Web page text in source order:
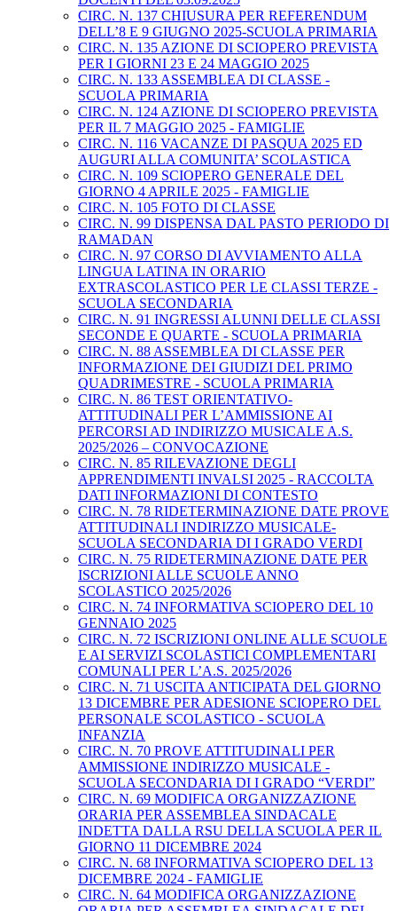
CIRC. N. 137 CHIUSURA PER REFERENDUM
DELL’8 E 9 GIUGNO 2025-SCUOLA PRIMARIA
CIRC. N. 135 AZIONE DI SCIOPERO PREVISTA
PER I GIORNI 23 E 24 MAGGIO 2025
CIRC. N. 133 ASSEMBLEA DI CLASSE -
SCUOLA PRIMARIA
CIRC. N. 124 AZIONE DI SCIOPERO PREVISTA
PER IL 7 MAGGIO 2025 - FAMIGLIE
CIRC. N. 116 VACANZE DI PASQUA 2025 ED
AUGURI ALLA COMUNITA’ SCOLASTICA
CIRC. N. 109 SCIOPERO GENERALE DEL
GIORNO 4 APRILE 2025 - FAMIGLIE
CIRC. N. 105 FOTO DI CLASSE
CIRC. N. 99 DISPENSA DAL PASTO PERIODO DI
RAMADAN
CIRC. N. 97 CORSO DI AVVIAMENTO ALLA
LINGUA LATINA IN ORARIO
EXTRASCOLASTICO PER LE CLASSI TERZE -
SCUOLA SECONDARIA
CIRC. N. 91 INGRESSI ALUNNI DELLE CLASSI
SECONDE E QUARTE - SCUOLA PRIMARIA
CIRC. N. 88 ASSEMBLEA DI CLASSE PER
INFORMAZIONE DEI GIUDIZI DEL PRIMO
QUADRIMESTRE - SCUOLA PRIMARIA
CIRC. N. 86 TEST ORIENTATIVO-
ATTITUDINALI PER L’AMMISSIONE AI
PERCORSI AD INDIRIZZO MUSICALE A.S.
2025/2026 – CONVOCAZIONE
CIRC. N. 85 RILEVAZIONE DEGLI
APPRENDIMENTI INVALSI 2025 - RACCOLTA
DATI INFORMAZIONI DI CONTESTO
CIRC. N. 78 RIDETERMINAZIONE DATE PROVE
ATTITUDINALI INDIRIZZO MUSICALE-
SCUOLA SECONDARIA DI I GRADO VERDI
CIRC. N. 75 RIDETERMINAZIONE DATE PER
ISCRIZIONI ALLE SCUOLE ANNO
SCOLASTICO 2025/2026
CIRC. N. 74 INFORMATIVA SCIOPERO DEL 10
GENNAIO 2025
CIRC. N. 72 ISCRIZIONI ONLINE ALLE SCUOLE
E AI SERVIZI SCOLASTICI COMPLEMENTARI
COMUNALI PER L’A.S. 2025/2026
CIRC. N. 71 USCITA ANTICIPATA DEL GIORNO
13 DICEMBRE PER ADESIONE SCIOPERO DEL
PERSONALE SCOLASTICO - SCUOLA
INFANZIA
CIRC. N. 70 PROVE ATTITUDINALI PER
AMMISSIONE INDIRIZZO MUSICALE -
SCUOLA SECONDARIA DI I GRADO “VERDI”
CIRC. N. 69 MODIFICA ORGANIZZAZIONE
ORARIA PER ASSEMBLEA SINDACALE
INDETTA DALLA RSU DELLA SCUOLA PER IL
GIORNO 11 DICEMBRE 2024
CIRC. N. 68 INFORMATIVA SCIOPERO DEL 13
DICEMBRE 2024 - FAMIGLIE
CIRC. N. 64 MODIFICA ORGANIZZAZIONE